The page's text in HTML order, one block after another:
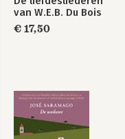
van W.E.B. Du Bois
€ 17,50